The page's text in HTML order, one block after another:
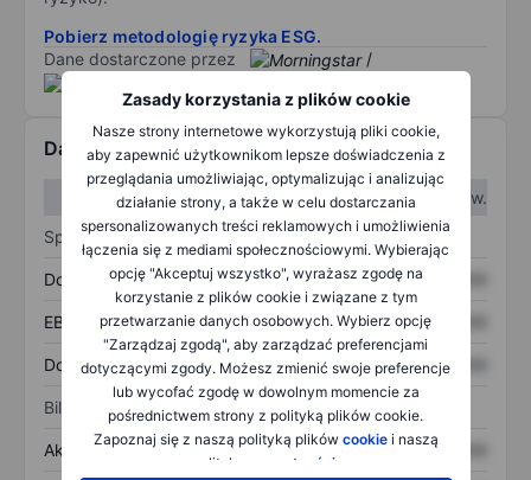
Zasady korzystania z plików cookie
Nasze strony internetowe wykorzystują pliki cookie,
aby zapewnić użytkownikom lepsze doświadczenia z
przeglądania umożliwiając, optymalizując i analizując
działanie strony, a także w celu dostarczania
spersonalizowanych treści reklamowych i umożliwienia
łączenia się z mediami społecznościowymi. Wybierając
opcję "Akceptuj wszystko", wyrażasz zgodę na
korzystanie z plików cookie i związane z tym
przetwarzanie danych osobowych. Wybierz opcję
"Zarządzaj zgodą", aby zarządzać preferencjami
dotyczącymi zgody. Możesz zmienić swoje preferencje
lub wycofać zgodę w dowolnym momencie za
pośrednictwem strony z polityką plików cookie.
Zapoznaj się z naszą polityką plików cookiei naszą
polityką
prywatności
Pobierz metodologię ryzyka ESG.
Dane dostarczone przez
/
Dane finansowe
W I kw.
W II kw.
Sprawozdanie z zysków
Dochód XXXXXXX XXXXXXX
EBITDA XXXXXXX XXXXXXX
Dochód netto XXXXXXX XXXXXXX
Bilans
Aktywa ogółem XXXXXXX XXXXXXX